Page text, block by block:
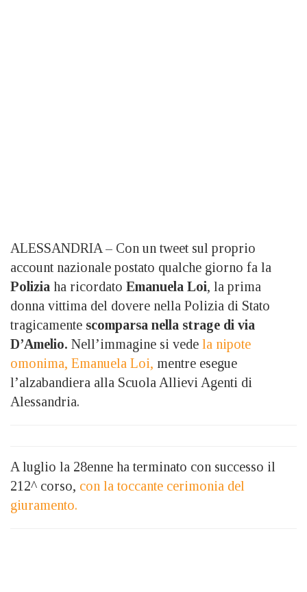
ALESSANDRIA – Con un tweet sul proprio
account nazionale postato qualche giorno fa la
Polizia ha ricordato Emanuela Loi, la prima
donna vittima del dovere nella Polizia di Stato
tragicamente scomparsa nella strage di via
D’Amelio. Nell’immagine si vede la nipote
omonima, Emanuela Loi, mentre esegue
l’alzabandiera alla Scuola Allievi Agenti di
Alessandria.
A luglio la 28enne ha terminato con successo il
212^ corso, con la toccante cerimonia del
giuramento.